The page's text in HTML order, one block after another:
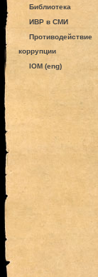
Библиотека
ИВР в СМИ
Противодействие
коррупции
IOM (eng)